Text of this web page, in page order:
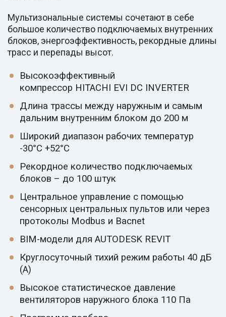
Мультизональные системы сочетают в себе
большое количество подключаемых внутренних
блоков, энергоэффективность, рекордные длины
трасс и перепады высот.
Высокоэффективный
компрессор HITACHI EVI DC INVERTER
Длина трассы между наружным и самым
дальним внутренним блоком до 200 м
Широкий диапазон рабочих температур
-30°C +52°C
Рекордное количество подключаемых
блоков – до 100 штук
Центральное управление с помощью
сенсорных центральных пультов или через
протоколы Modbus и Bacnet
BIM-модели для AUTODESK REVIT
Круглосуточный тихий режим работы 40 дБ
(А)
Высокое статистическое давление
вентиляторов наружного блока 110 Па